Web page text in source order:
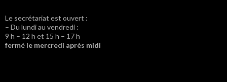
Le secrétariat est ouvert :
– Du lundi au vendredi :
9 h – 12 h et 15 h – 17 h
fermé le mercredi après midi